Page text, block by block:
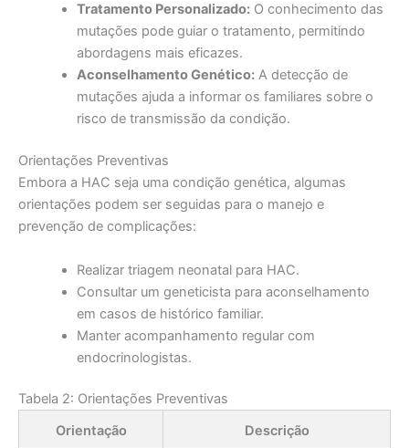
Tratamento Personalizado:O conhecimento das
mutações pode guiar o tratamento, permitindo
abordagens mais eficazes.
Aconselhamento Genético:A detecção de
mutações ajuda a informar os familiares sobre o
risco de transmissão da condição.
Orientações Preventivas
Embora a HAC seja uma condição genética, algumas
orientações podem ser seguidas para o manejo e
prevenção de complicações:
Realizar triagem neonatal para HAC.
Consultar um geneticista para aconselhamento
em casos de histórico familiar.
Manter acompanhamento regular com
endocrinologistas.
Tabela 2: Orientações Preventivas
Orientação
Descrição